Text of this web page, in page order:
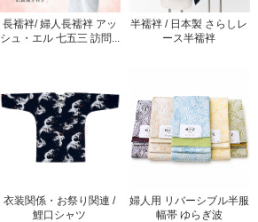
長襦袢/ 婦人長襦袢 アッ
シュ・エル 七五三 訪問...
半襦袢 / 日本製 さらしレ
ース半襦袢
衣装関係・お祭り関連 /
鯉口シャツ
婦人用 リバーシブル半服
幅帯 ゆらぎ波